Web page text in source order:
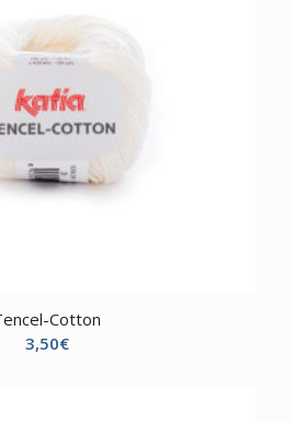
Cotton
3,50€